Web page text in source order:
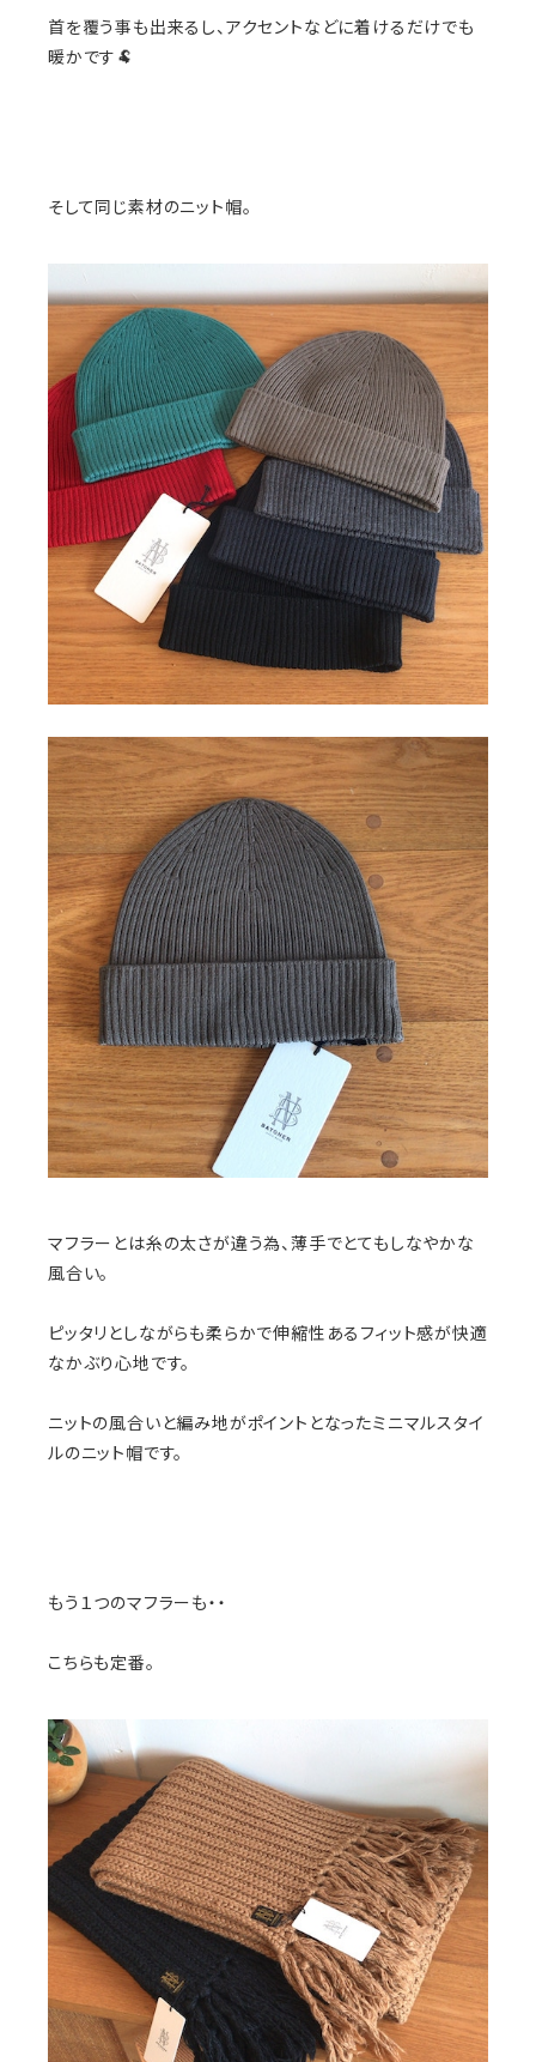
首を覆う事も出来るし、アクセントなどに着けるだけでも
暖かです🐏
そして同じ素材のニット帽。
マフラーとは糸の太さが違う為、薄手でとてもしなやかな
風合い。
ピッタリとしながらも柔らかで伸縮性あるフィット感が快適
なかぶり心地です。
ニットの風合いと編み地がポイントとなったミニマルスタイ
ルのニット帽です。
もう１つのマフラーも・・
こちらも定番。